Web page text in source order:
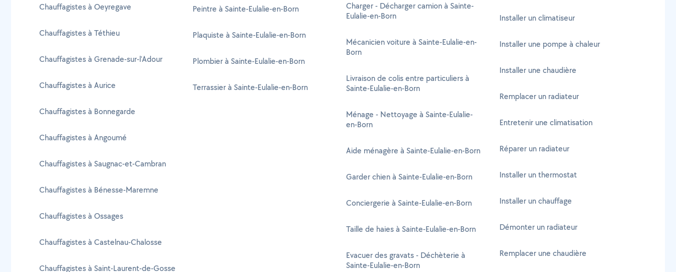
Chauffagistes à Oeyregave
Chauffagistes à Téthieu
Chauffagistes à Grenade-sur-l'Adour
Chauffagistes à Aurice
Chauffagistes à Bonnegarde
Chauffagistes à Angoumé
Chauffagistes à Saugnac-et-Cambran
Chauffagistes à Bénesse-Maremne
Chauffagistes à Ossages
Chauffagistes à Castelnau-Chalosse
Chauffagistes à Saint-Laurent-de-Gosse
Peintre à Sainte-Eulalie-en-Born
Plaquiste à Sainte-Eulalie-en-Born
Plombier à Sainte-Eulalie-en-Born
Terrassier à Sainte-Eulalie-en-Born
Charger - Décharger camion à Sainte-
Eulalie-en-Born
Mécanicien voiture à Sainte-Eulalie-en-
Born
Livraison de colis entre particuliers à
Sainte-Eulalie-en-Born
Ménage - Nettoyage à Sainte-Eulalie-
en-Born
Aide ménagère à Sainte-Eulalie-en-Born
Garder chien à Sainte-Eulalie-en-Born
Conciergerie à Sainte-Eulalie-en-Born
Taille de haies à Sainte-Eulalie-en-Born
Evacuer des gravats - Déchèterie à
Sainte-Eulalie-en-Born
Installer un climatiseur
Installer une pompe à chaleur
Installer une chaudière
Remplacer un radiateur
Entretenir une climatisation
Réparer un radiateur
Installer un thermostat
Installer un chauffage
Démonter un radiateur
Remplacer une chaudière